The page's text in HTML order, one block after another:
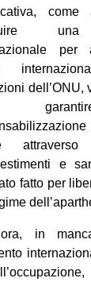
come
una
per
dell’ONU,
attraverso
e
fatto per
in